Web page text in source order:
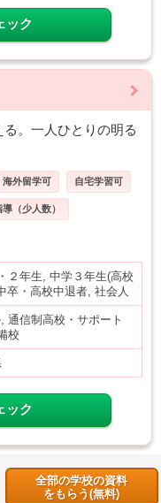
ック
。一人ひとりの明る
海外留学可 自宅学習可
（少人数）
２年生, 中学３年生(高校
卒・高校中退者, 社会人
通信制高校・サポート
校
ック
全部の学校の資料
をもらう(無料)